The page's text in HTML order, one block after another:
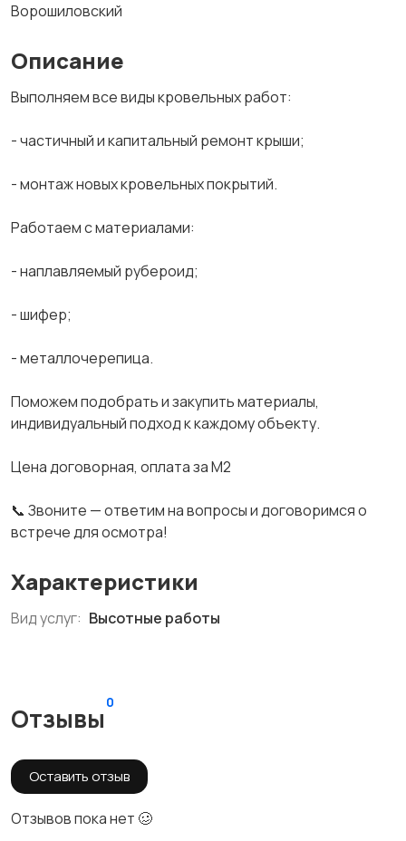
Ворошиловский
Описание
Выполняем все виды кровельных работ:
- частичный и капитальный ремонт крыши;
- монтаж новых кровельных покрытий.
Работаем с материалами:
- наплавляемый рубероид;
- шифер;
- металлочерепица.
Поможем подобрать и закупить материалы,
индивидуальный подход к каждому объекту.
Цена договорная, оплата за М2
📞 Звоните — ответим на вопросы и договоримся о
встрече для осмотра!
Характеристики
Вид услуг: Высотные работы
Отзывы
0
Оставить отзыв
Отзывов пока нет 🥴